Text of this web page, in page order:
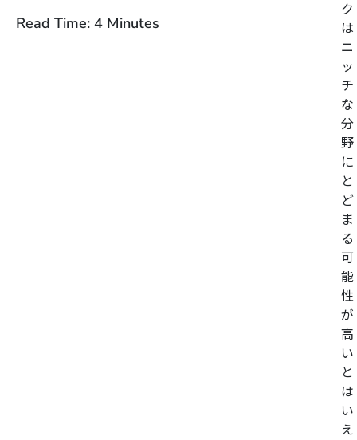
Read Time: 4 Minutes
ク
は
ニ
ッ
チ
な
分
野
に
と
ど
ま
る
可
能
性
が
高
い
と
は
い
え